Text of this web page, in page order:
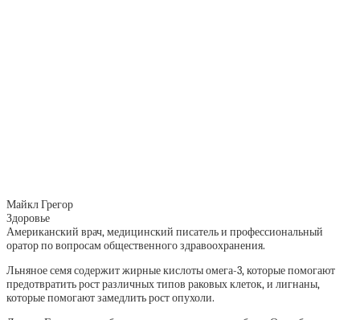
Майкл Грегор
Здоровье
Американский врач, медицинский писатель и профессиональный
оратор по вопросам общественного здравоохранения.
Льняное семя содержит жирные кислоты омега-3, которые помогают
предотвратить рост различных типов раковых клеток, и лигнаны,
которые помогают замедлить рост опухоли.